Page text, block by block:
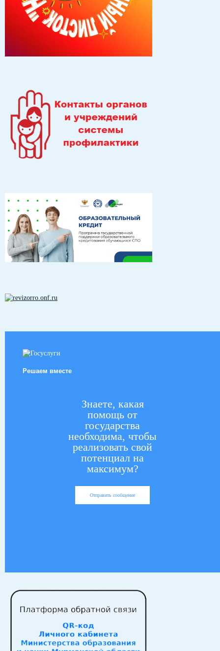
Решаем вместе
Знаете, какая
помощь от
государства
необходима, чтобы
реализовать свой
потенциал на
максимум?
Отправить сообщение